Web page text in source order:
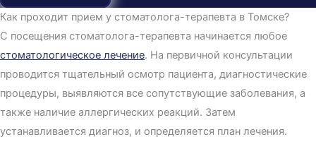
Как проходит прием у стоматолога-терапевта в Томске?
С посещения стоматолога-терапевта начинается любое
стоматологическое лечение. На первичной консультации
проводится тщательный осмотр пациента, диагностические
процедуры, выявляются все сопутствующие заболевания, а
также наличие аллергических реакций. Затем
устанавливается диагноз, и определяется план лечения.